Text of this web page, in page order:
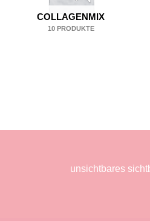
COLLAGENMIX
10 PRODUKTE
unsichtbares